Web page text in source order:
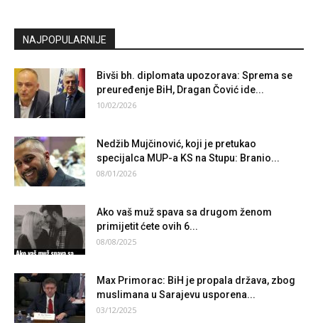
NAJPOPULARNIJE
Bivši bh. diplomata upozorava: Sprema se
preuređenje BiH, Dragan Čović ide...
10/02/2026
Nedžib Mujčinović, koji je pretukao
specijalca MUP-a KS na Stupu: Branio...
08/01/2026
Ako vaš muž spava sa drugom ženom
primijetit ćete ovih 6...
08/08/2025
Max Primorac: BiH je propala država, zbog
muslimana u Sarajevu usporena...
03/12/2025